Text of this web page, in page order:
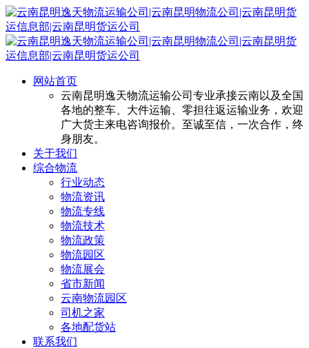
网站首页
云南昆明逸天物流运输公司专业承接云南以及全国
各地的整车、大件运输、零担往返运输业务，欢迎
广大货主来电咨询报价。至诚至信，一次合作，终
身朋友。
关于我们
综合物流
行业动态
物流资讯
物流专线
物流技术
物流政策
物流园区
物流展会
省市新闻
云南物流园区
司机之家
各地配货站
联系我们